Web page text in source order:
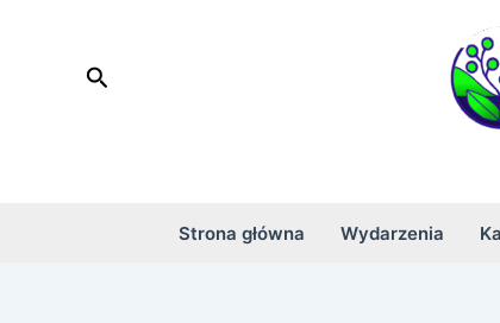
Search
Strona główna Wydarzenia